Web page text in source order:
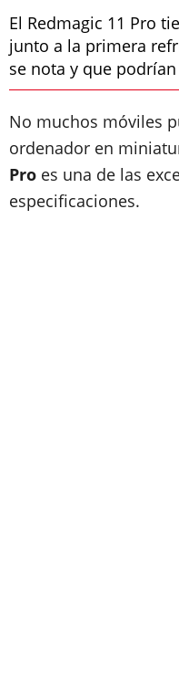
El Redmagic 11 Pro
junto a la primera
se nota y que
No muchos móviles
ordenador en
Pro es una de las
especificaciones.